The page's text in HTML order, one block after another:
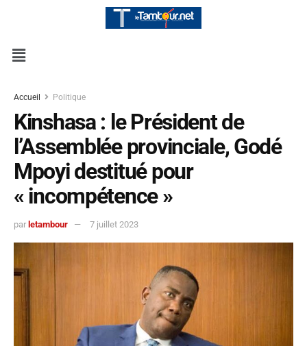
Accueil Politique
Kinshasa : le Président de
l’Assemblée provinciale, Godé
Mpoyi destitué pour
« incompétence »
par letambour 7 juillet 2023